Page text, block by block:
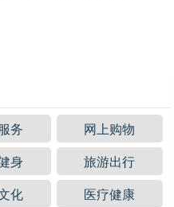
务
网上购物
身
旅游出行
化
医疗健康